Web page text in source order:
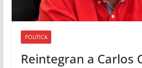
POLITICA
Reintegran a Carlos